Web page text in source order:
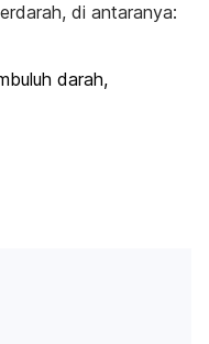
di antaranya:
darah,